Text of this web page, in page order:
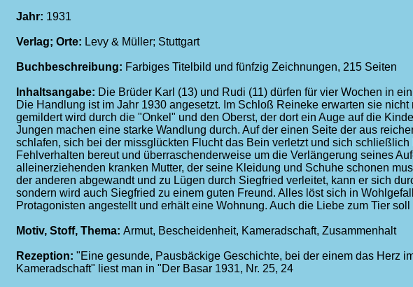
Jahr: 1931
Verlag; Orte: Levy & Müller; Stuttgart
Buchbeschreibung: Farbiges Titelbild und fünfzig Zeichnungen, 215 Seiten
Inhaltsangabe: Die Brüder Karl (13) und Rudi (11) dürfen für vier Wochen in
Die Handlung ist im Jahr 1930 angesetzt. Im Schloß Reineke erwarten sie
gemildert wird durch die "Onkel" und den Oberst, der dort ein Auge auf die
Jungen machen eine starke Wandlung durch. Auf der einen Seite der aus
schlafen, sich bei der missglückten Flucht das Bein verletzt und sich
Fehlverhalten bereut und überraschenderweise um die Verlängerung seines
alleinerziehenden kranken Mutter, der seine Kleidung und Schuhe schonen
der anderen abgewandt und zu Lügen durch Siegfried verleitet, kann er sich
sondern wird auch Siegfried zu einem guten Freund. Alles löst sich in
Protagonisten angestellt und erhält eine Wohnung. Auch die Liebe zum Tier
Motiv, Stoff, Thema: Armut, Bescheidenheit, Kameradschaft, Zusammenhalt
Rezeption: "Eine gesunde, Pausbäckige Geschichte, bei der einem das Herz
Kameradschaft" liest man in "Der Basar 1931, Nr. 25, 24